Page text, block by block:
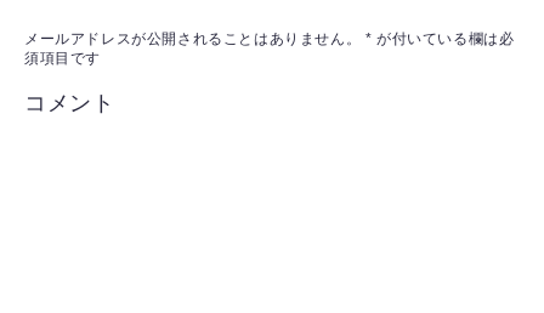
メールアドレスが公開されることはありません。 * が付いている欄は必
須項目です
コメント